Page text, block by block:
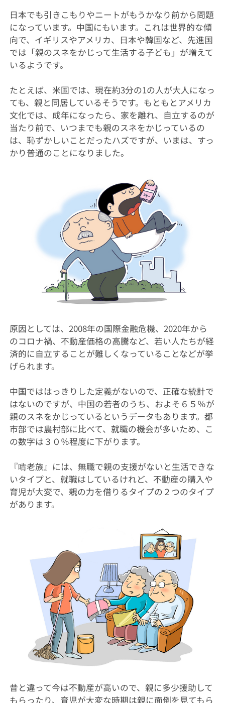
日本でも引きこもりやニートがもうかなり前から問題
になっています。中国にもいます。これは世界的な傾
向で、イギリスやアメリカ、日本や韓国など、先進国
では「親のスネをかじって生活する子ども」が増えて
いるようです。
たとえば、米国では、現在約3分の1の人が大人になっ
ても、親と同居しているそうです。もともとアメリカ
文化では、成年になったら、家を離れ、自立するのが
当たり前で、いつまでも親のスネをかじっているの
は、恥ずかしいことだったハズですが、いまは、すっ
かり普通のことになりました。
原因としては、2008年の国際金融危機、2020年から
のコロナ禍、不動産価格の高騰など、若い人たちが経
済的に自立することが難しくなっていることなどが挙
げられます。
中国でははっきりした定義がないので、正確な統計で
はないのですが、中国の若者のうち、およそ６５％が
親のスネをかじっているというデータもあります。都
市部では農村部に比べて、就職の機会が多いため、こ
の数字は３０％程度に下がります。
『啃老族』には、無職で親の支援がないと生活できな
いタイプと、就職はしているけれど、不動産の購入や
育児が大変で、親の力を借りるタイプの２つのタイプ
があります。
昔と違って今は不動産が高いので、親に多少援助して
もらったり、育児が大変な時期は親に面倒を見てもら